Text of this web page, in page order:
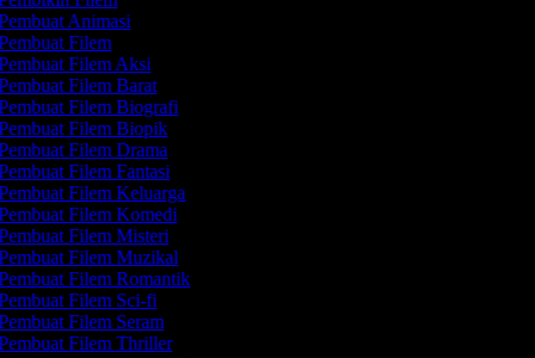
Animasi
Filem
Filem Aksi
Filem Barat
Filem Biografi
Filem Biopik
Filem Drama
Filem Fantasi
Filem Keluarga
Filem Komedi
Filem Misteri
Filem Muzikal
Filem Romantik
Filem Sci-fi
Filem Seram
Filem Thriller